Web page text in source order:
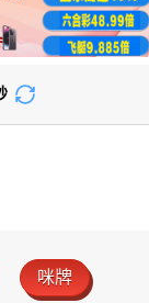
咪牌